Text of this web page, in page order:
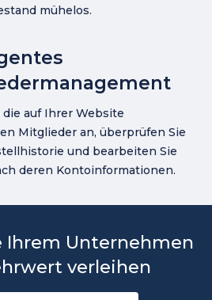
mühelos.
die auf Ihrer Website
Mitglieder an, überprüfen Sie
und bearbeiten Sie
deren Kontoinformationen.
Ihrem Unternehmen
verleihen